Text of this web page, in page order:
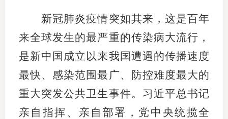
新冠肺炎疫情突如其来，这是百年
来全球发生的最严重的传染病大流行，
是新中国成立以来我国遭遇的传播速度
最快、感染范围最广、防控难度最大的
重大突发公共卫生事件。习近平总书记
亲自指挥、亲自部署，党中央统揽全